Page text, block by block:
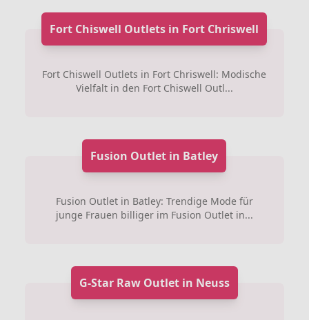
Fort Chiswell Outlets in Fort Chriswell
Fort Chiswell Outlets in Fort Chriswell: Modische
Vielfalt in den Fort Chiswell Outl...
Fusion Outlet in Batley
Fusion Outlet in Batley: Trendige Mode für
junge Frauen billiger im Fusion Outlet in...
G-Star Raw Outlet in Neuss